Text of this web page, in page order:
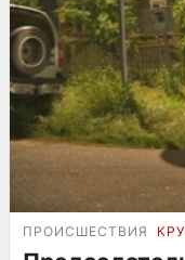
ПРОИСШЕСТВИЯ